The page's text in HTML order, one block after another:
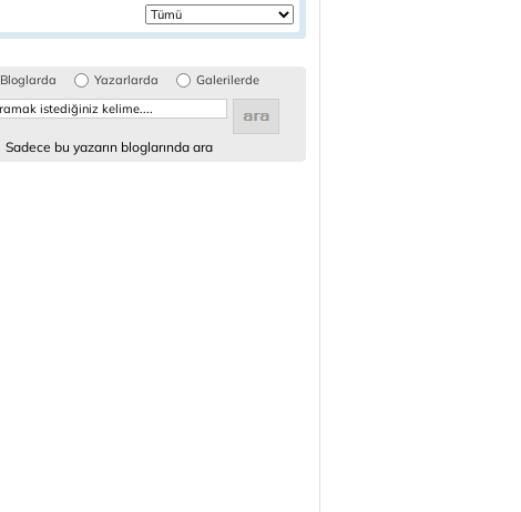
Bloglarda Yazarlarda Galerilerde
Sadece bu yazarın bloglarında ara